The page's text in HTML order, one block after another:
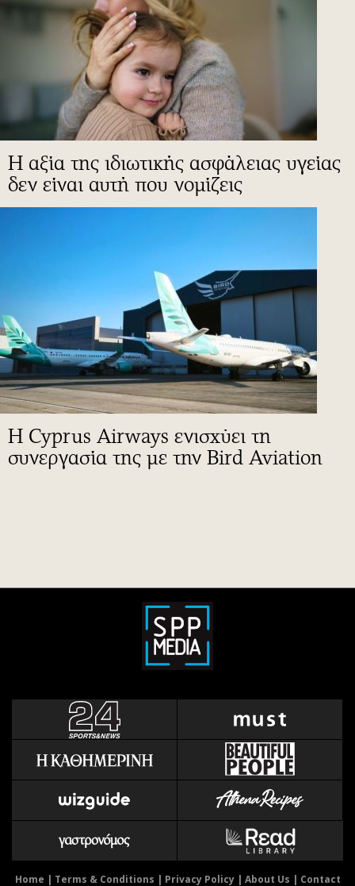
Η αξία της ιδιωτικής ασφάλειας υγείας
δεν είναι αυτή που νομίζεις
Η Cyprus Airways ενισχύει τη
συνεργασία της με την Bird Aviation
Home | Terms & Conditions | Privacy Policy| About Us | Contact